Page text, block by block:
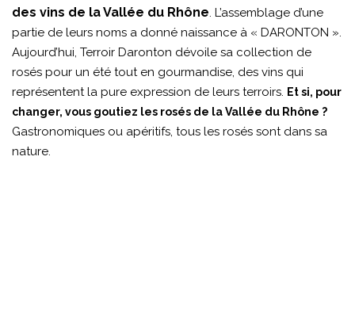
des vins de la Vallée du Rhône. L’assemblage d’une
partie de leurs noms a donné naissance à « DARONTON ».
Aujourd’hui, Terroir Daronton dévoile sa collection de
rosés pour un été tout en gourmandise, des vins qui
représentent la pure expression de leurs terroirs. Et si, pour
changer, vous goutiez les rosés de la Vallée du Rhône ?
Gastronomiques ou apéritifs, tous les rosés sont dans sa
nature.